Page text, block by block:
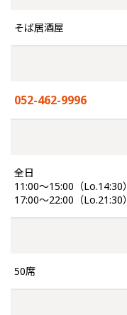
そば居酒屋
052-462-9996
全日
11:00～15:00（Lo.14:30）
17:00～22:00（Lo.21:30）
50席